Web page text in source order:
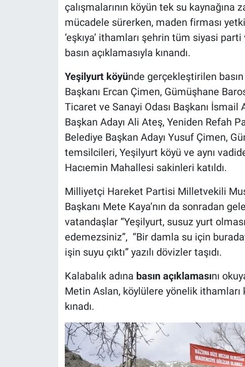
çalışmalarının köyün tek su kaynağına
mücadele sürerken, maden firması
‘eşkıya’ ithamları şehrin tüm siyasi parti
basın açıklamasıyla kınandı.
Yeşilyurt köyünde gerçekleştirilen basın
Başkanı Ercan Çimen, Gümüşhane
Ticaret ve Sanayi Odası Başkanı
Başkan Adayı Ali Ateş, Yeniden Refah
Belediye Başkan Adayı Yusuf Çimen,
temsilcileri, Yeşilyurt köyü ve aynı
Hacıemin Mahallesi sakinleri katıldı.
Milliyetçi Hareket Partisi Milletvekili
Başkanı Mete Kaya’nın da sonradan
vatandaşlar “Yeşilyurt, susuz yurt
edemezsiniz”, “Bir damla su için
işin suyu çıktı” yazılı dövizler taşıdı.
Kalabalık adına basın açıklamasını
Metin Aslan, köylülere yönelik
kınadı.